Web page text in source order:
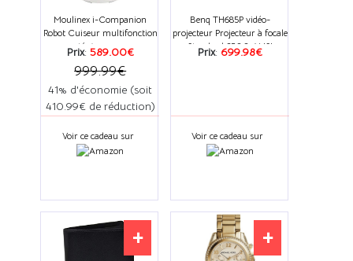
Moulinex i-Companion
Robot Cuiseur multifonction
connecté, 4 programmes
automati
Prix: 589.00€
999.99€
41% d'économie (soit
410.99€ de réduction)
Voir ce cadeau sur
Benq TH685P vidéo-
projecteur Projecteur à focale
Standard 3500 ANSI
lumens DLP 1
Prix: 699.98€
Voir ce cadeau sur
+ +